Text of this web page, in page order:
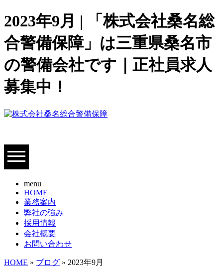
2023年9月 | 「株式会社桑名総
合警備保障」は三重県桑名市
の警備会社です｜正社員求人
募集中！
menu
HOME
業務案内
弊社の強み
採用情報
会社概要
お問い合わせ
HOME » ブログ » 2023年9月